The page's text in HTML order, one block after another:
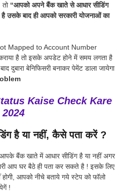
तो “आपको अपने बैंक खाते से आधार सीडिंग
है उसके बाद ही आपको सरकारी योजनाओं का
है तो इसके अपडेट होने में समय लगता है
दुबारा बेनिफिसरी बनाकर पेमेंट डाला जायेगा
Kaise Check Kare
2024
है या नहीं, कैसे पता करें ?
बैंक खाते में आधार सीडिंग है या नहीं अगर
आप घर बैठे ही पता कर सकते है ! इसके लिए
आपको नीचे बताये गये स्टेप को फॉलो
!